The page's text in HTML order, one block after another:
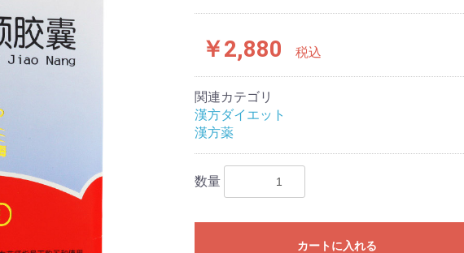
￥2,880 税込
関連カテゴリ
漢方ダイエット
漢方薬
数量
カートに入れる